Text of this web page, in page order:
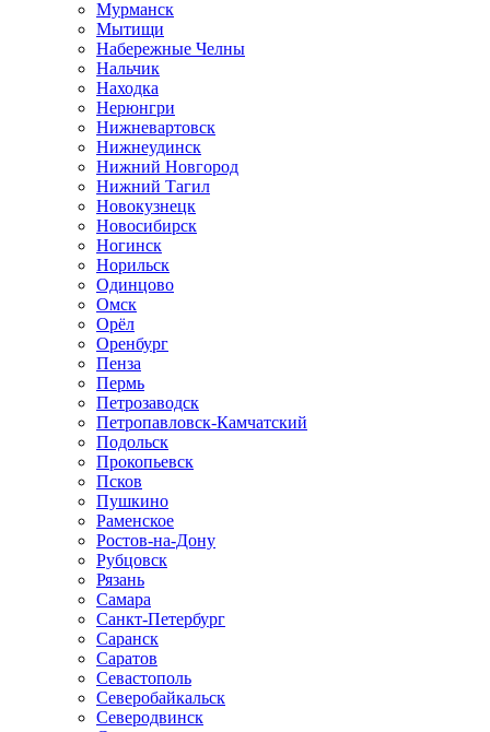
Мурманск
Мытищи
Набережные Челны
Нальчик
Находка
Нерюнгри
Нижневартовск
Нижнеудинск
Нижний Новгород
Нижний Тагил
Новокузнецк
Новосибирск
Ногинск
Норильск
Одинцово
Омск
Орёл
Оренбург
Пенза
Пермь
Петрозаводск
Петропавловск-Камчатский
Подольск
Прокопьевск
Псков
Пушкино
Раменское
Ростов-на-Дону
Рубцовск
Рязань
Самара
Санкт-Петербург
Саранск
Саратов
Севастополь
Северобайкальск
Северодвинск